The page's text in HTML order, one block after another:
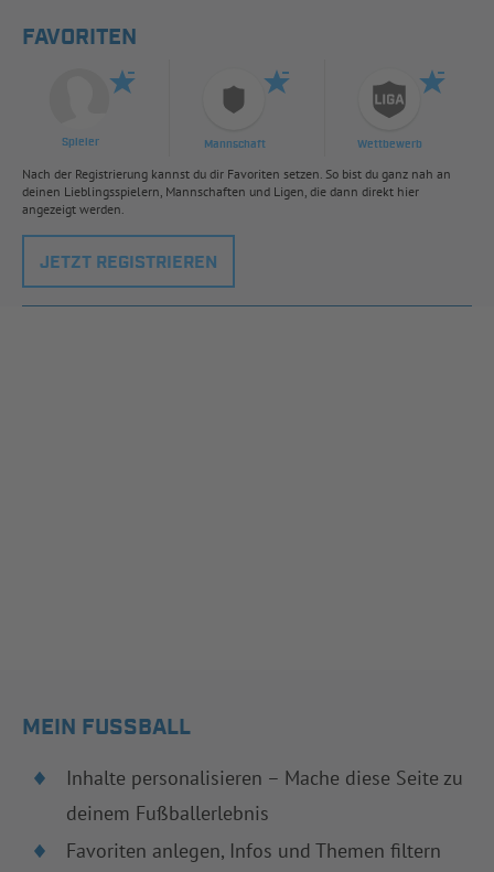
FAVORITEN
Spieler Mannschaft Wettbewerb
Nach der Registrierung kannst du dir Favoriten setzen. So bist du ganz nah an
deinen Lieblingsspielern, Mannschaften und Ligen, die dann direkt hier
angezeigt werden.
JETZT REGISTRIEREN
MEIN FUSSBALL
Inhalte personalisieren – Mache diese Seite zu
deinem Fußballerlebnis
Favoriten anlegen, Infos und Themen filtern